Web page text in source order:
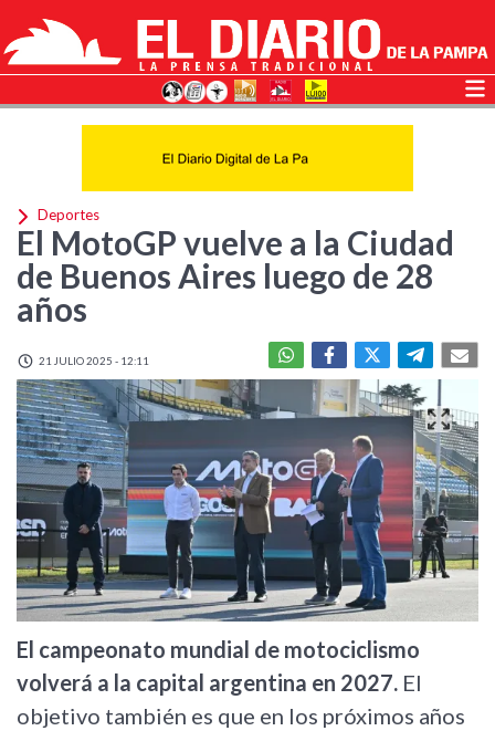
Deportes
El MotoGP vuelve a la Ciudad
de Buenos Aires luego de 28
años
21 JULIO 2025 - 12:11
El campeonato mundial de motociclismo
volverá a la capital argentina en 2027. El
objetivo también es que en los próximos años